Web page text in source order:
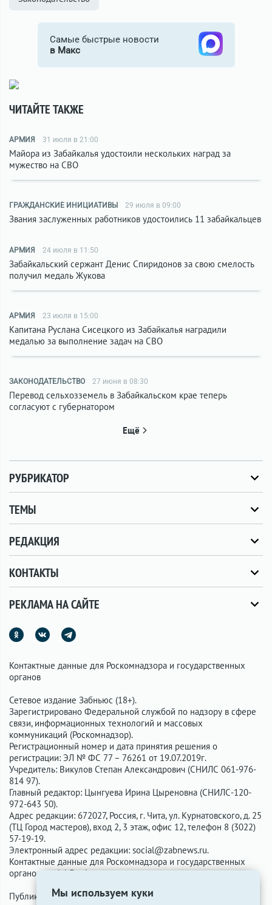
Мы используем куки
Самые быстрые новости
в Макс
ЧИТАЙТЕ ТАКЖЕ
АРМИЯ 31 июля в 21:00
Майора из Забайкалья удостоили нескольких наград за
мужество на СВО
ГРАЖДАНСКИЕ ИНИЦИАТИВЫ 29 июля в 09:00
Звания заслуженных работников удостоились 11 забайкальцев
АРМИЯ 24 июля в 11:50
Забайкальский сержант Денис Спиридонов за свою смелость
получил медаль Жукова
АРМИЯ 23 июля в 15:00
Капитана Руслана Сисецкого из Забайкалья наградили
медалью за выполнение задач на СВО
ЗАКОНОДАТЕЛЬСТВО 27 июня в 08:30
Перевод сельхозземель в Забайкальском крае теперь
согласуют с губернатором
Ещё
РУБРИКАТОР
ТЕМЫ
РЕДАКЦИЯ
КОНТАКТЫ
РЕКЛАМА НА САЙТЕ
Контактные данные для Роскомнадзора и государственных
органов
Сетевое издание Забньюс (18+).
Зарегистрировано Федеральной службой по надзору в сфере
связи, информационных технологий и массовых
коммуникаций (Роскомнадзор).
Регистрационный номер и дата принятия решения о
регистрации: ЭЛ № ФС 77 – 76261 от 19.07.2019г.
Учредитель: Викулов Степан Александрович (СНИЛС 061-976-
814 97).
Главный редактор: Цынгуева Ирина Цыреновна (СНИЛС-120-
972-643 50).
Адрес редакции: 672027, Россия, г. Чита, ул. Курнатовского, д. 25
(ТЦ Город мастеров), вход 2, 3 этаж, офис 12, телефон 8 (3022)
57-19-19.
Электронный адрес редакции: social@zabnews.ru.
Контактные данные для Роскомнадзора и государственных
органов:
social@zabnews.ru.
Публикации с пометками «Реклама», «Выборы» оплачены